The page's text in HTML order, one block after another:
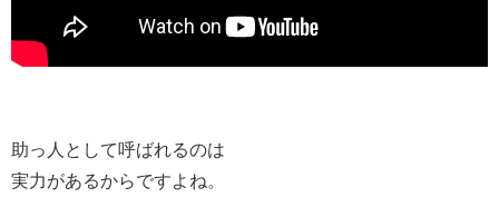
助っ人として呼ばれるのは
実力があるからですよね。